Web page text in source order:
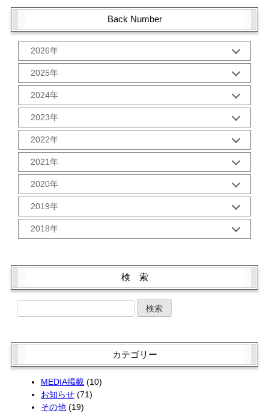
Back Number
2026年
1月 (1)
2025年
10月 (2)
9月 (2)
8月 (2)
7月 (2)
6月 (2)
5月 (3)
4月 (1)
3月 (2)
2月 (2)
1月 (3)
2024年
12月 (1)
11月 (2)
10月 (2)
9月 (2)
8月 (2)
7月 (2)
6月 (2)
5月 (2)
4月 (2)
3月 (1)
2月 (2)
2023年
12月 (2)
11月 (2)
10月 (2)
9月 (2)
8月 (2)
7月 (2)
6月 (2)
5月 (2)
4月 (2)
2022年
12月 (2)
11月 (2)
10月 (3)
9月 (3)
8月 (2)
6月 (2)
5月 (3)
2月 (2)
2021年
12月 (2)
11月 (2)
10月 (2)
9月 (5)
8月 (1)
5月 (2)
3月 (2)
1月 (2)
2020年
12月 (2)
11月 (2)
10月 (2)
9月 (1)
7月 (3)
5月 (2)
4月 (4)
3月 (2)
1月 (2)
2019年
12月 (3)
11月 (1)
7月 (1)
6月 (4)
1月 (2)
2018年
4月 (1)
2月 (4)
検 索
カテゴリー
MEDIA掲載(10)
お知らせ(71)
その他(19)